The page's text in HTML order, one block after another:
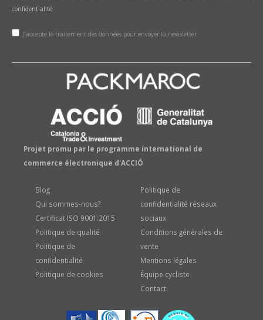
confidentialité
J'accepte le traitement des données pour envoyer la newsletter
Projet promu par le programme international de
commerce électronique d'ACCIÓ
Blog
Qui sommes-nous?
Certificat ISO 9001:2015
Politique de qualité
Politique de
confidentialité
Politique de cookies
Politique de
confidentialité réseaux
sociaux
Conditions générales de
vente
Mentions légales
Équipe cycliste
Contact